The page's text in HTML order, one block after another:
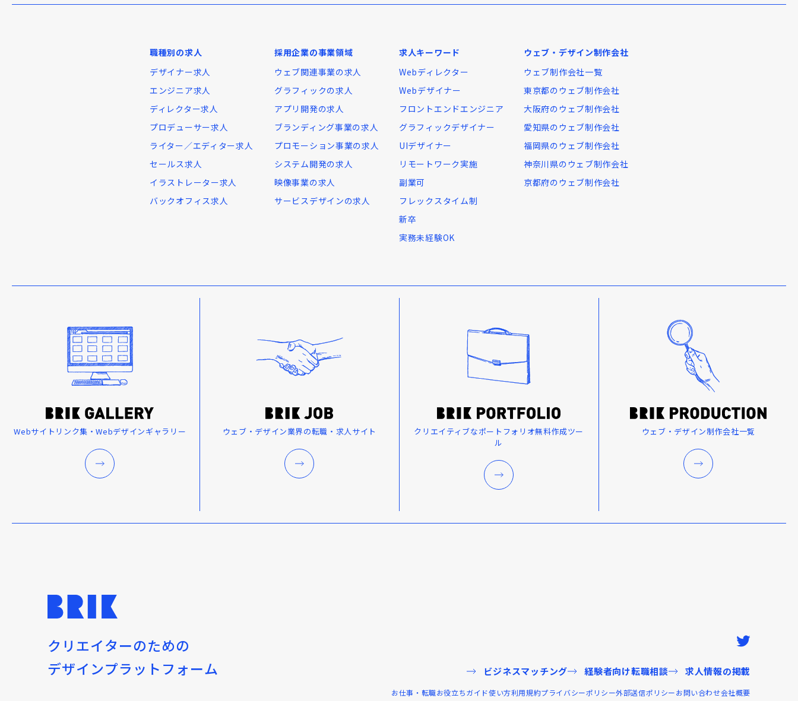
職種別の求人
デザイナー求人
エンジニア求人
ディレクター求人
プロデューサー求人
ライター／エディター求人
セールス求人
イラストレーター求人
バックオフィス求人
採用企業の事業領域
ウェブ関連事業の求人
グラフィックの求人
アプリ開発の求人
ブランディング事業の求人
プロモーション事業の求人
システム開発の求人
映像事業の求人
サービスデザインの求人
求人キーワード
Webディレクター
Webデザイナー
フロントエンドエンジニア
グラフィックデザイナー
UIデザイナー
リモートワーク実施
副業可
フレックスタイム制
新卒
実務未経験OK
ウェブ・デザイン制作会社
ウェブ制作会社一覧
東京都のウェブ制作会社
大阪府のウェブ制作会社
愛知県のウェブ制作会社
福岡県のウェブ制作会社
神奈川県のウェブ制作会社
京都府のウェブ制作会社
Webサイトリンク集・Webデザインギャラリー ウェブ・デザイン業界の転職・求人サイト
クリエイティブなポートフォリオ無料作成ツー
ル
ウェブ・デザイン制作会社一覧
クリエイターのための
デザインプラットフォーム
ビジネスマッチング 経験者向け転職相談 求人情報の掲載
お仕事・転職お役立ちガイド使い方利用規約プライバシーポリシー外部送信ポリシーお問い合わせ会社概要